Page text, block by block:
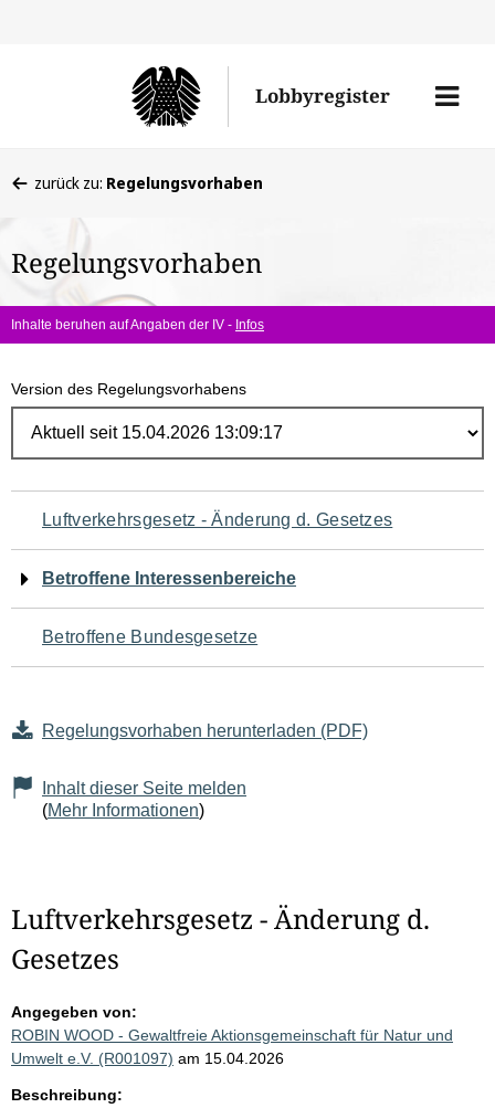
Lobbyregister
Menü
befinden
hier:
zurück zu: Regelungsvorhaben
Regelungsvorhaben
Inhalte beruhen auf Angaben der IV - Infos
Version des Regelungsvorhabens
Navigation
für
den
Seiteninhalt
Luftverkehrsgesetz - Änderung d. Gesetzes
Betroffene Interessenbereiche
Betroffene Bundesgesetze
Regelungsvorhaben herunterladen (PDF)
Inhalt dieser Seite melden
(Mehr Informationen)
Luftverkehrsgesetz - Änderung d.
Gesetzes
Angegeben von:
ROBIN WOOD - Gewaltfreie Aktionsgemeinschaft für Natur und
Umwelt e.V. (R001097) am 15.04.2026
Beschreibung: